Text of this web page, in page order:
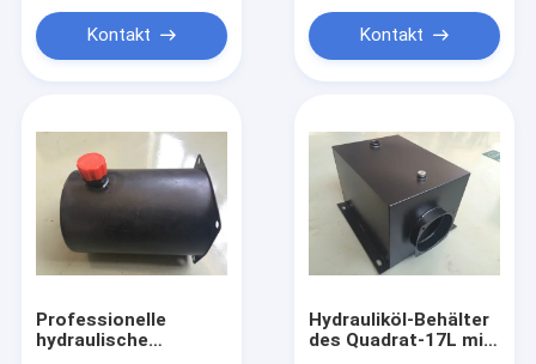
Kontakt Kontakt
Professionelle
hydraulische
Hydrauliköl-Behälter
des Quadrat-17L mit